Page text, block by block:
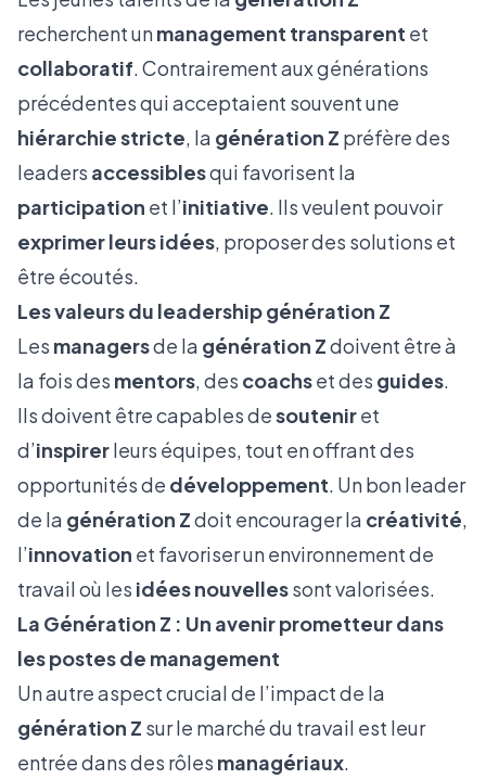
recherchent unmanagement transparent et
collaboratif. Contrairement aux générations
précédentes qui acceptaient souvent une
hiérarchie stricte, la génération Z préfère des
leaders accessiblesqui favorisent la
participation et l’initiative. Ils veulent pouvoir
exprimer leurs idées, proposer des solutions et
être écoutés.
Les valeurs du leadership génération Z
Les managersde la génération Zdoivent être à
la fois des mentors, des coachset des guides.
Ils doivent être capables desouteniret
d’inspirerleurs équipes, tout en offrant des
opportunités de développement. Un bon leader
de la génération Zdoit encourager la créativité,
l’innovation et favoriser un environnement de
travail où les idées nouvellessont valorisées.
La Génération Z : Un avenir prometteur dans
les postes de management
Un autre aspect crucial de l’impact de la
génération Z sur le marché du travail est leur
entrée dans des rôles managériaux.